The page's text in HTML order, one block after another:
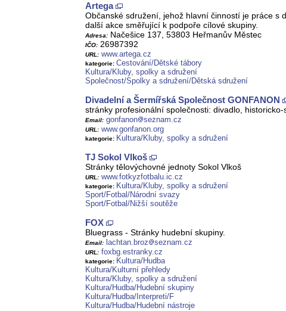
Artega
Občanské sdružení, jehož hlavní činností je práce s
další akce směřující k podpoře cílové skupiny.
Adresa: Načešice 137, 53803 Heřmanův Městec
IČO: 26987392
URL: www.artega.cz
kategorie: Cestování/Dětské tábory
Kultura/Kluby, spolky a sdružení
Společnost/Spolky a sdružení/Dětská sdružení
Divadelní a Šermířská Společnost GONFANON
stránky profesionální společnosti: divadlo,
Email: gonfanon seznam.cz
URL: www.gonfanon.org
kategorie: Kultura/Kluby, spolky a sdružení
TJ Sokol Vlkoš
Stránky tělovýchovné jednoty Sokol Vlkoš
URL: www.fotkyzfotbalu.ic.cz
kategorie: Kultura/Kluby, spolky a sdružení
Sport/Fotbal/Národní svazy
Sport/Fotbal/Nižší soutěže
FOX
Bluegrass - Stránky hudební skupiny.
Email: lachtan.broz seznam.cz
URL: foxbg.estranky.cz
kategorie: Kultura/Hudba
Kultura/Kulturní přehledy
Kultura/Kluby, spolky a sdružení
Kultura/Hudba/Hudební skupiny
Kultura/Hudba/Interpreti/F
Kultura/Hudba/Hudební nástroje